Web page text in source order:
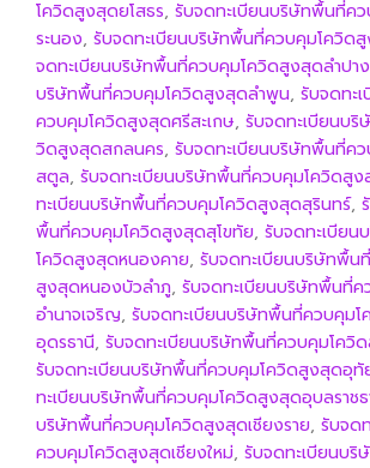
โควิดสูงสุดยโสธร, รับจดทะเบียนบริษัทพื้นที่ค
ระนอง, รับจดทะเบียนบริษัทพื้นที่ควบคุมโควิด
จดทะเบียนบริษัทพื้นที่ควบคุมโควิดสูงสุดลำปาง
บริษัทพื้นที่ควบคุมโควิดสูงสุดลำพูน, รับจดทะ
ควบคุมโควิดสูงสุดศรีสะเกษ, รับจดทะเบียนบ
วิดสูงสุดสกลนคร, รับจดทะเบียนบริษัทพื้นที่ค
สตูล, รับจดทะเบียนบริษัทพื้นที่ควบคุมโควิดสูง
ทะเบียนบริษัทพื้นที่ควบคุมโควิดสูงสุดสุรินทร์,
พื้นที่ควบคุมโควิดสูงสุดสุโขทัย, รับจดทะเบีย
โควิดสูงสุดหนองคาย, รับจดทะเบียนบริษัทพื้น
สูงสุดหนองบัวลำภู, รับจดทะเบียนบริษัทพื้นที่
อำนาจเจริญ, รับจดทะเบียนบริษัทพื้นที่ควบคุม
อุดรธานี, รับจดทะเบียนบริษัทพื้นที่ควบคุมโค
รับจดทะเบียนบริษัทพื้นที่ควบคุมโควิดสูงสุดอุทั
ทะเบียนบริษัทพื้นที่ควบคุมโควิดสูงสุดอุบลราช
บริษัทพื้นที่ควบคุมโควิดสูงสุดเชียงราย, รับจด
ควบคุมโควิดสูงสุดเชียงใหม่, รับจดทะเบียนบ